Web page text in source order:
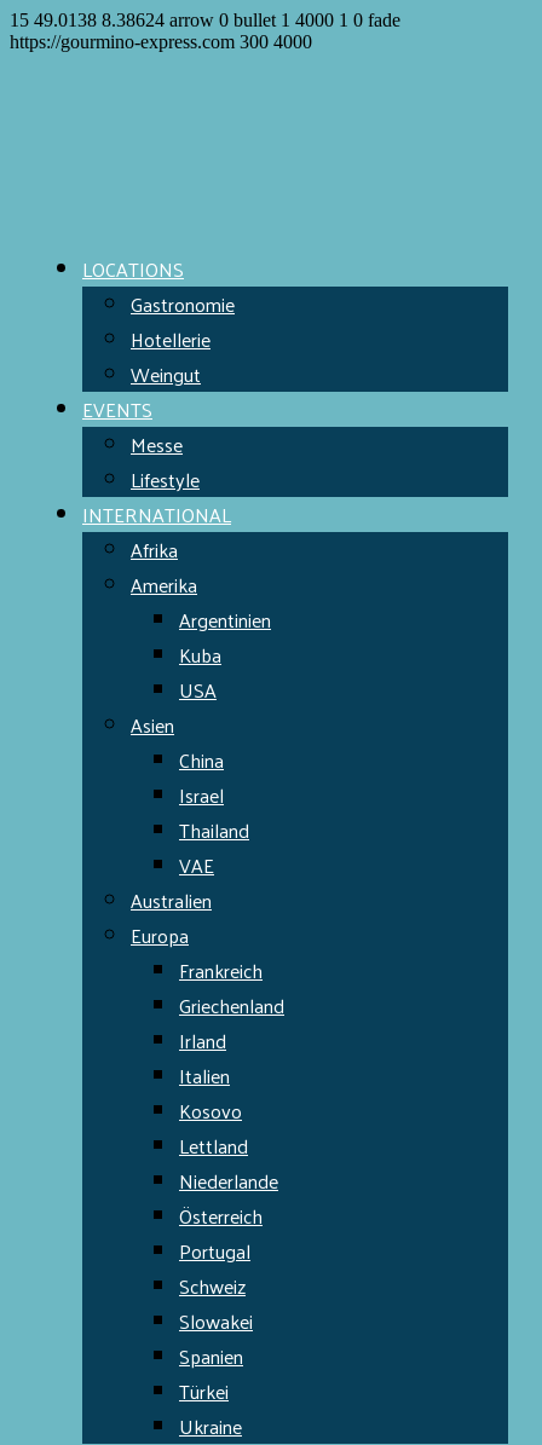
15 49.0138 8.38624 arrow 0 bullet 1 4000 1 0 fade
https://gourmino-express.com 300 4000
LOCATIONS
Gastronomie
Hotellerie
Weingut
EVENTS
Messe
Lifestyle
INTERNATIONAL
Afrika
Amerika
Argentinien
Kuba
USA
Asien
China
Israel
Thailand
VAE
Australien
Europa
Frankreich
Griechenland
Irland
Italien
Kosovo
Lettland
Niederlande
Österreich
Portugal
Schweiz
Slowakei
Spanien
Türkei
Ukraine